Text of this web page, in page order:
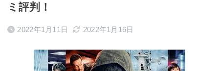
ミ評判！
2022年1月11日 2022年1月16日